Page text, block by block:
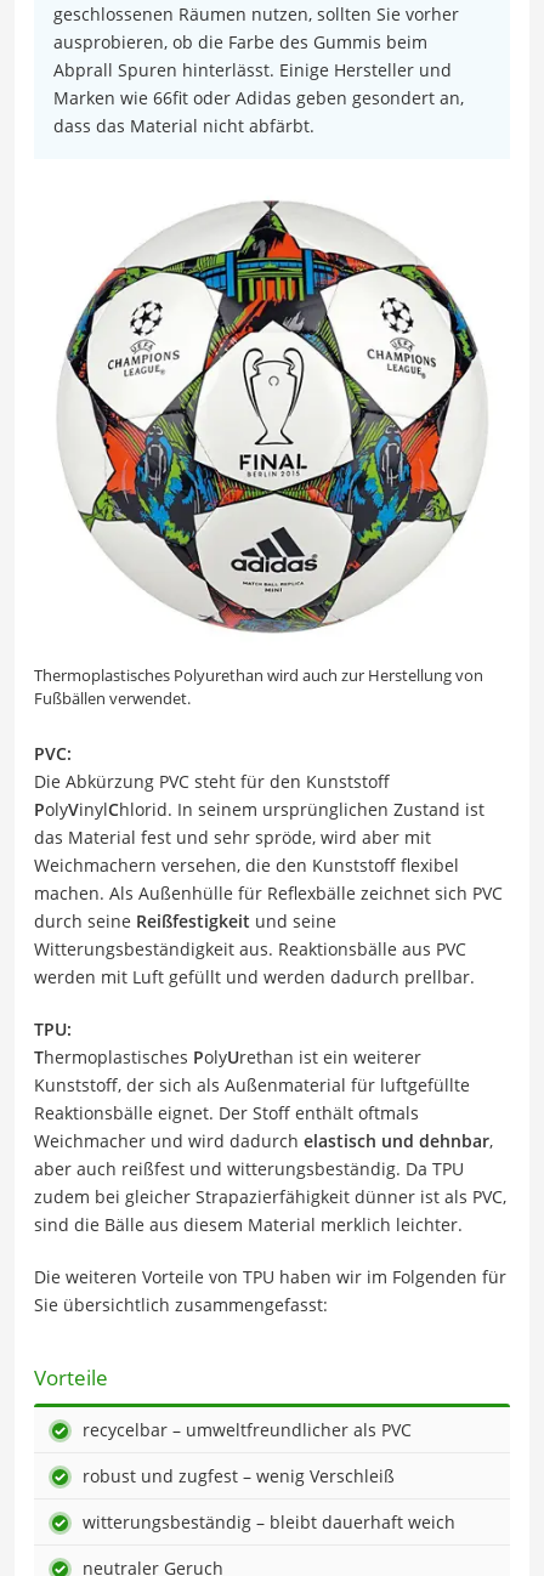
geschlossenen Räumen nutzen, sollten Sie vorher
ausprobieren, ob die Farbe des Gummis beim
Abprall Spuren hinterlässt. Einige Hersteller und
Marken wie 66fit oder Adidas geben gesondert an,
dass das Material nicht abfärbt.
Thermoplastisches Polyurethan wird auch zur Herstellung von
Fußbällen verwendet.
PVC:
Die Abkürzung PVC steht für den Kunststoff
PolyVinylChlorid. In seinem ursprünglichen Zustand ist
das Material fest und sehr spröde, wird aber mit
Weichmachern versehen, die den Kunststoff flexibel
machen. Als Außenhülle für Reflexbälle zeichnet sich PVC
durch seine Reißfestigkeit und seine
Witterungsbeständigkeit aus. Reaktionsbälle aus PVC
werden mit Luft gefüllt und werden dadurch prellbar.
TPU:
Thermoplastisches PolyUrethan ist ein weiterer
Kunststoff, der sich als Außenmaterial für luftgefüllte
Reaktionsbälle eignet. Der Stoff enthält oftmals
Weichmacher und wird dadurch elastisch und dehnbar,
aber auch reißfest und witterungsbeständig. Da TPU
zudem bei gleicher Strapazierfähigkeit dünner ist als PVC,
sind die Bälle aus diesem Material merklich leichter.
Die weiteren Vorteile von TPU haben wir im Folgenden für
Sie übersichtlich zusammengefasst:
Vorteile
recycelbar – umweltfreundlicher als PVC
robust und zugfest – wenig Verschleiß
witterungsbeständig – bleibt dauerhaft weich
neutraler Geruch